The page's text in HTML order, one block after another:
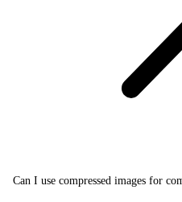
Can I use compressed images for